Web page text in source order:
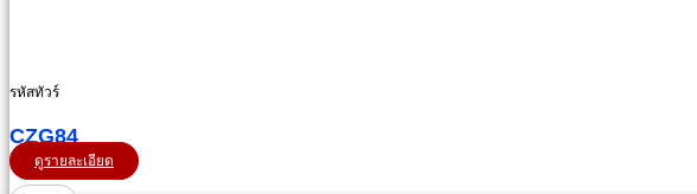
รหัสทัวร์
CZG84
ดูรายละเอียด